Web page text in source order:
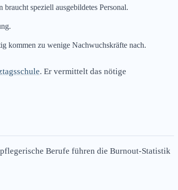
speziell ausgebildetes Personal.
kommen zu wenige Nachwuchskräfte nach.
. Er vermittelt das nötige
Berufe führen die Burnout-Statistik